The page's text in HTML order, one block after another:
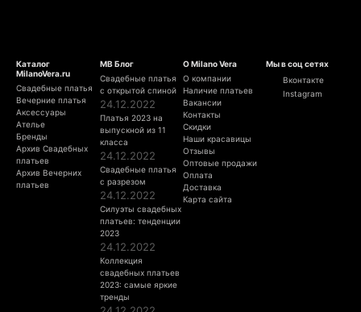
Каталог
MilanoVera.ru
Свадебные платья
Вечерние платья
Аксессуары
Ателье
Бренды
Архив Свадебных
платьев
Архив Вечерних
платьев
МВ Блог
Свадебные платья
с открытой спиной
24.12.2022
Платья 2023 на
выпускной из 11
класса
24.12.2022
Свадебные платья
с разрезом
24.12.2022
Силуэты свадебных
платьев: тенденции
2023
24.12.2022
Коллекция
свадебных платьев
2023: самые яркие
тренды
О Milano Vera
О компании
Наличие платьев
Вакансии
Контакты
Скидки
Наши красавицы
Отзывы
Оптовые продажи
Оплата
Доставка
Карта сайта
Мы в соц сетях
Вконтакте
Instagram